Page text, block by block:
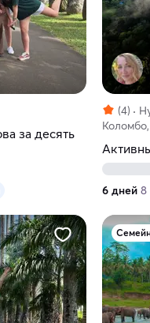
за десять
(4)
6 дней 8